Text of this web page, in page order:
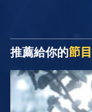
推薦給你的節目